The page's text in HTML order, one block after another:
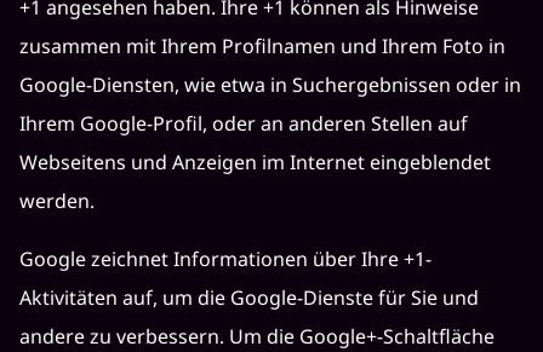
+1 angesehen haben. Ihre +1 können als Hinweise
zusammen mit Ihrem Profilnamen und Ihrem Foto in
Google-Diensten, wie etwa in Suchergebnissen oder in
Ihrem Google-Profil, oder an anderen Stellen auf
Webseitens und Anzeigen im Internet eingeblendet
werden.
Google zeichnet Informationen über Ihre +1-
Aktivitäten auf, um die Google-Dienste für Sie und
andere zu verbessern. Um die Google+-Schaltfläche